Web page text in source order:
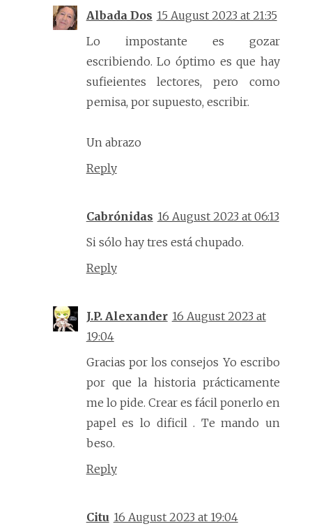
Albada Dos 15 August 2023 at 21:35
Lo impostante es gozar
escribiendo. Lo óptimo es que hay
sufieientes lectores, pero como
pemisa, por supuesto, escribir.
Un abrazo
Reply
Cabrónidas 16 August 2023 at 06:13
Si sólo hay tres está chupado.
Reply
J.P. Alexander 16 August 2023 at
19:04
Gracias por los consejos Yo escribo
por que la historia prácticamente
me lo pide. Crear es fácil ponerlo en
papel es lo dificil . Te mando un
beso.
Reply
Citu 16 August 2023 at 19:04